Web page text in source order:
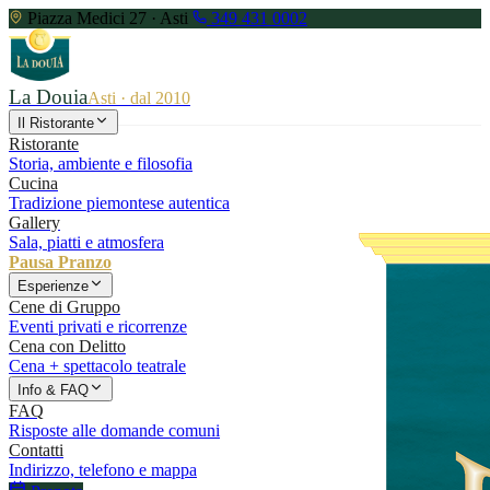
Piazza Medici 27 · Asti 349 431 0002
La DouiaAsti · dal 2010
Il Ristorante
Ristorante
Storia, ambiente e filosofia
Cucina
Tradizione piemontese autentica
Gallery
Sala, piatti e atmosfera
Pausa Pranzo
Esperienze
Cene di Gruppo
Eventi privati e ricorrenze
Cena con Delitto
Cena + spettacolo teatrale
Info & FAQ
FAQ
Risposte alle domande comuni
Contatti
Indirizzo, telefono e mappa